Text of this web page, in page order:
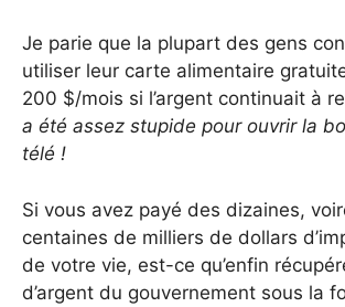
Je parie que la plupart des gens
utiliser leur carte alimentaire
200 $/mois si l’argent continuait à
a été assez stupide pour ouvrir la
télé !
Si vous avez payé des dizaines,
centaines de milliers de dollars
de votre vie, est-ce qu’enfin
d’argent du gouvernement sous la